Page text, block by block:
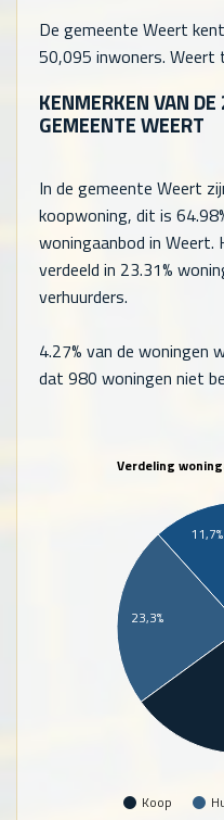
De gemeente Weert
50,095 inwoners. Weert
KENMERKEN VAN DE
GEMEENTE WEERT
In de gemeente Weert
koopwoning, dit is
woningaanbod in Weert.
verdeeld in 23.31%
verhuurders.
4.27% van de
dat 980 woningen niet
Verdeling
Koop
11,7%
23,3%